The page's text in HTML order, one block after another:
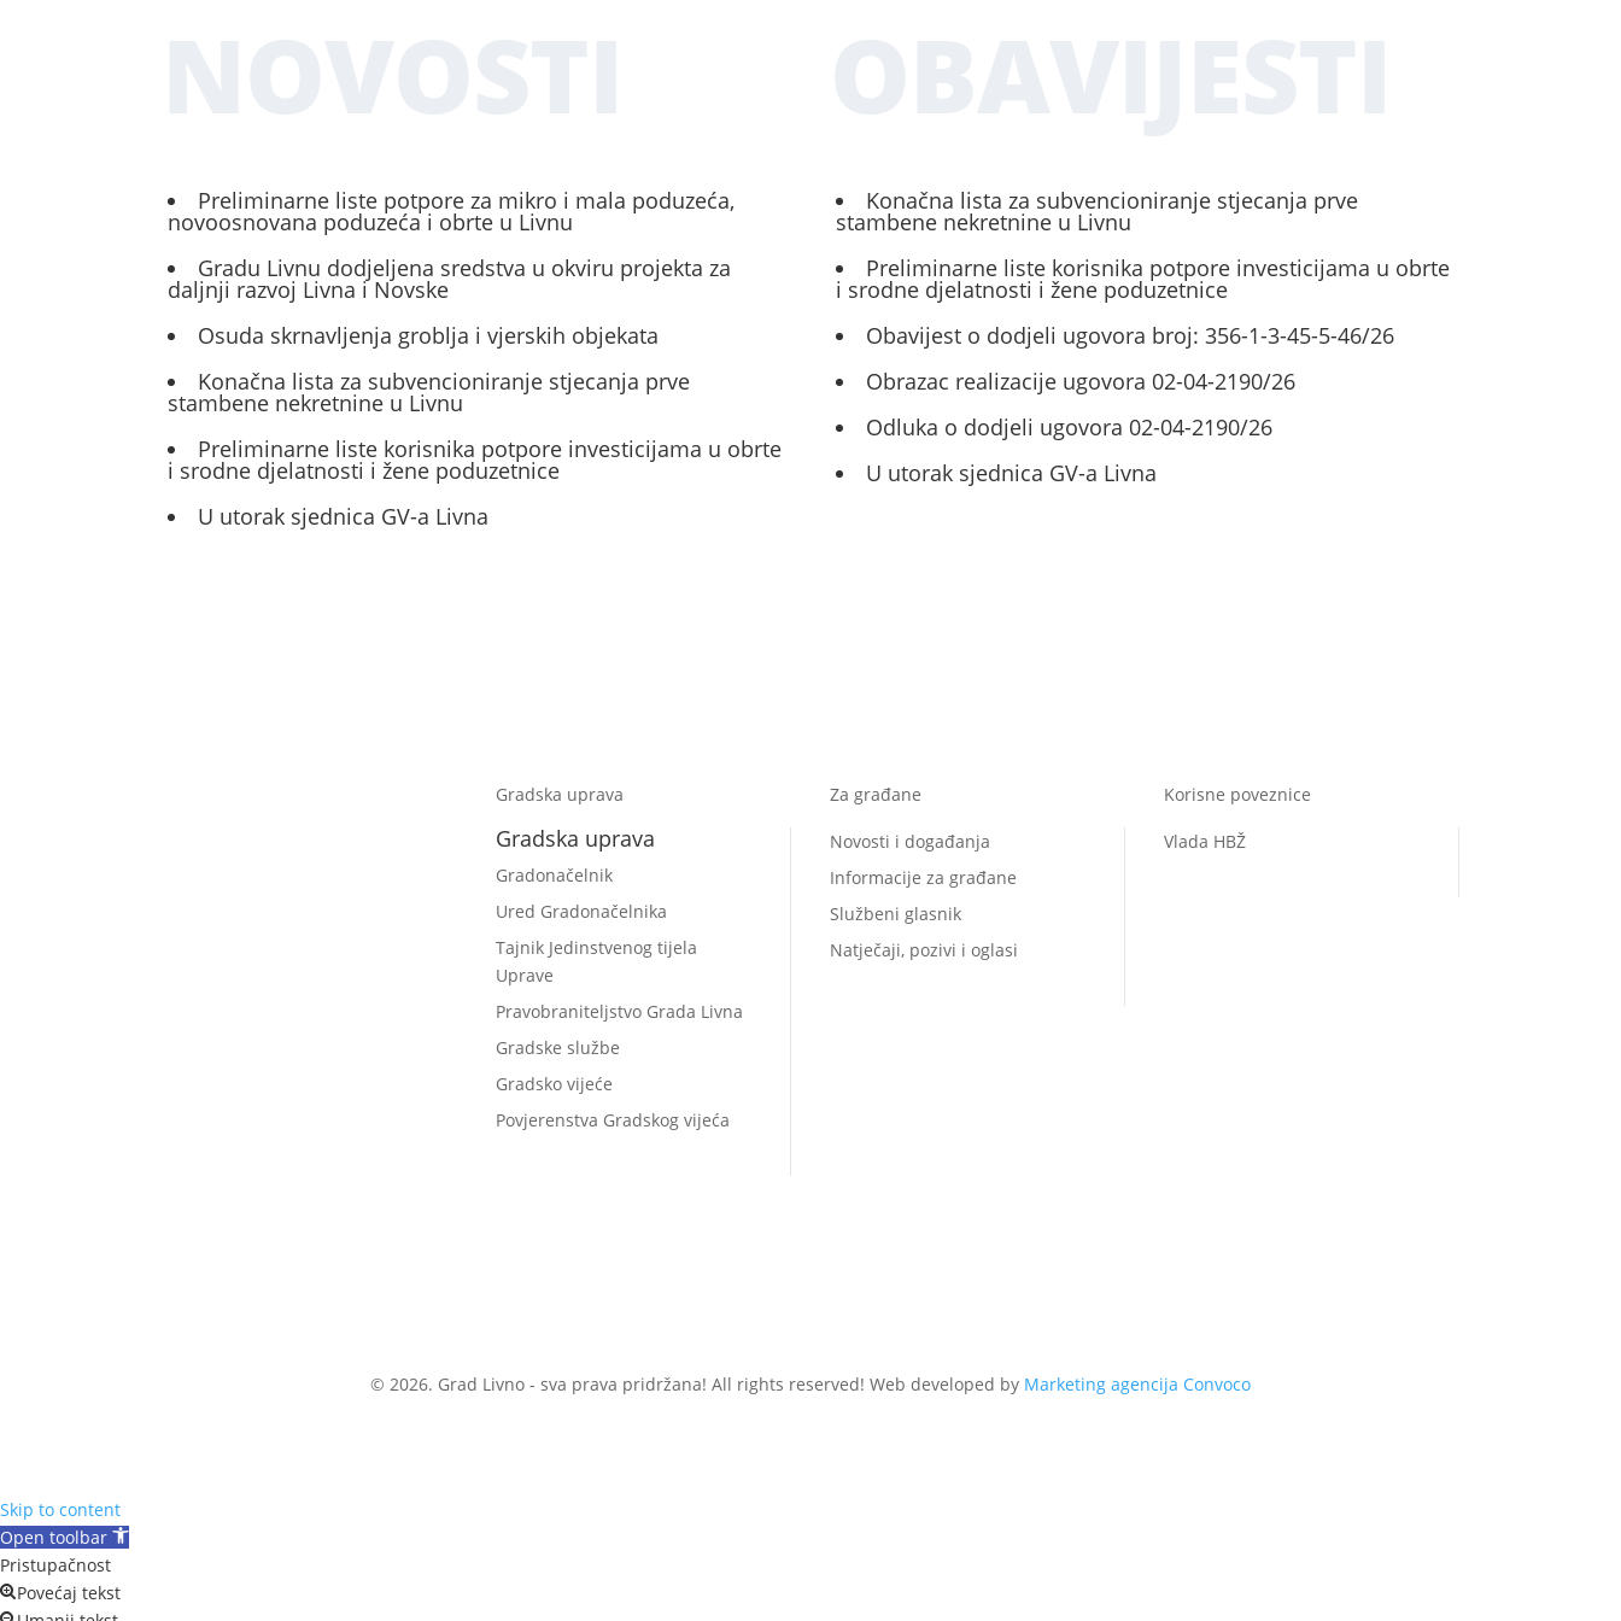
Preliminarne liste potpore za mikro i mala poduzeća,
novoosnovana poduzeća i obrte u Livnu
Gradu Livnu dodjeljena sredstva u okviru projekta za
daljnji razvoj Livna i Novske
Osuda skrnavljenja groblja i vjerskih objekata
Konačna lista za subvencioniranje stjecanja prve
stambene nekretnine u Livnu
Preliminarne liste korisnika potpore investicijama u obrte
i srodne djelatnosti i žene poduzetnice
U utorak sjednica GV-a Livna
Konačna lista za subvencioniranje stjecanja prve
stambene nekretnine u Livnu
Preliminarne liste korisnika potpore investicijama u obrte
i srodne djelatnosti i žene poduzetnice
Obavijest o dodjeli ugovora broj: 356-1-3-45-5-46/26
Obrazac realizacije ugovora 02-04-2190/26
Odluka o dodjeli ugovora 02-04-2190/26
U utorak sjednica GV-a Livna
Gradska uprava
Gradska uprava
Gradonačelnik
Ured Gradonačelnika
Tajnik Jedinstvenog tijela
Uprave
Pravobraniteljstvo Grada Livna
Gradske službe
Gradsko vijeće
Povjerenstva Gradskog vijeća
Za građane
Novosti i događanja
Informacije za građane
Službeni glasnik
Natječaji, pozivi i oglasi
Korisne poveznice
Vlada HBŽ
© 2026. Grad Livno - sva prava pridržana! All rights reserved! Web developed by Marketing agencija Convoco
Skip to content
Open toolbar
Pristupačnost
Povećaj tekst